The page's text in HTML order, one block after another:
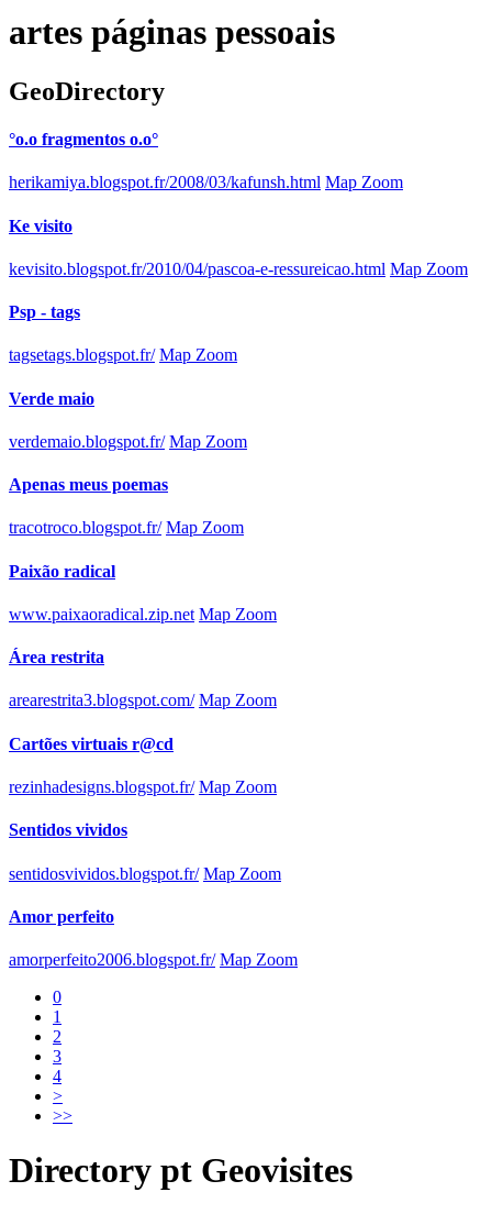
artes páginas pessoais
GeoDirectory
°o.o fragmentos o.o°
herikamiya.blogspot.fr/2008/03/kafunsh.html Map Zoom
Ke visito
kevisito.blogspot.fr/2010/04/pascoa-e-ressureicao.html Map Zoom
Psp - tags
tagsetags.blogspot.fr/ Map Zoom
Verde maio
verdemaio.blogspot.fr/ Map Zoom
Apenas meus poemas
tracotroco.blogspot.fr/ Map Zoom
Paixão radical
www.paixaoradical.zip.net Map Zoom
Área restrita
arearestrita3.blogspot.com/ Map Zoom
Cartões virtuais r@cd
rezinhadesigns.blogspot.fr/ Map Zoom
Sentidos vividos
sentidosvividos.blogspot.fr/ Map Zoom
Amor perfeito
amorperfeito2006.blogspot.fr/ Map Zoom
0
1
2
3
4
>
>>
Directory pt Geovisites